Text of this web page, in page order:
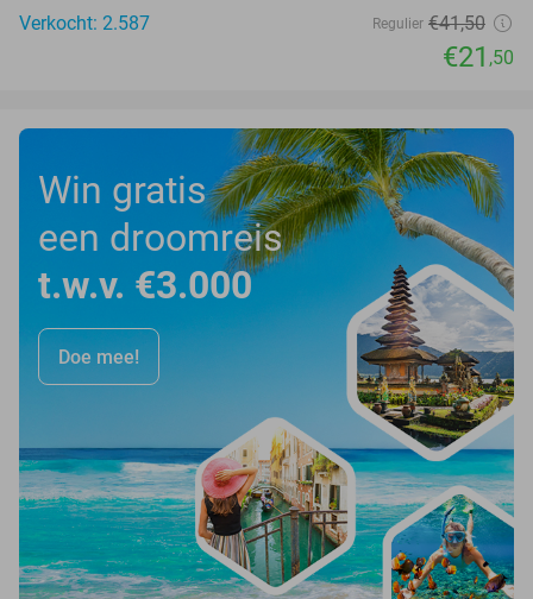
Verkocht: 2.587
Regulier €41,50
€21 ,50
Win gratis
een droomreis
t.w.v. €3.000
Doe mee!